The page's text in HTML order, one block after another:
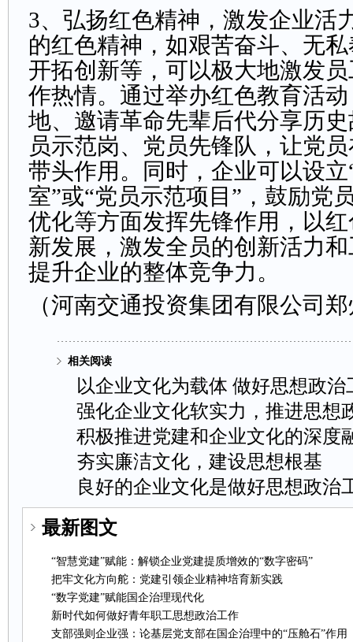
3、弘扬红色精神，激发企业活
的红色精神，如艰苦奋斗、无
开拓创新等，可以极大地激发
作热情。通过举办红色教育活
地、邀请革命先辈后代分享历
员示范岗、党员先锋队，让党
带头作用。同时，企业可以设
室”或“党员示范项目”，鼓励党
优化等方面发挥先锋作用，以
新发展，激发全员的创新活力
提升企业的整体竞争力。
（河南交通投资集团有限公司
相关阅读
以企业文化为载体做好思想政治
强化企业文化软实力，推进思想
积极推进党建和企业文化的深度
夯实廉洁文化，建设思想根基
良好的企业文化是做好思想政治
最新图文
“智慧党建”赋能：解锁企业党建提质增效的“数字密码”
把牢文化方向舵：党建引领企业精神培育新实践
“数字党建”赋能国企治理现代化
新时代如何做好青年职工思想政治工作
支部强则企业强：论基层党支部在国企治理中的“压舱石”作用